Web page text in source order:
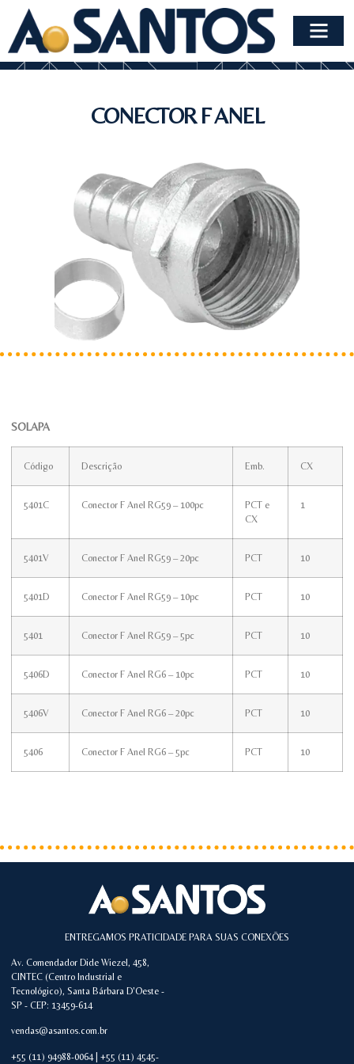
CONECTOR F ANEL
SOLAPA
Código Descrição Emb. CX
5401C Conector F Anel RG59 – 100pc
PCT e
CX
1
5401V Conector F Anel RG59 – 20pc PCT 10
5401D Conector F Anel RG59 – 10pc PCT 10
5401 Conector F Anel RG59 – 5pc PCT 10
5406D Conector F Anel RG6 – 10pc PCT 10
5406V Conector F Anel RG6 – 20pc PCT 10
5406 Conector F Anel RG6 – 5pc PCT 10
ENTREGAMOS PRATICIDADE PARA SUAS CONEXÕES
Av. Comendador Dide Wiezel, 458,
CINTEC (Centro Industrial e
Tecnológico), Santa Bárbara D'Oeste -
SP - CEP: 13459-614
vendas@asantos.com.br
+55 (11) 94988-0064 | +55 (11) 4545-